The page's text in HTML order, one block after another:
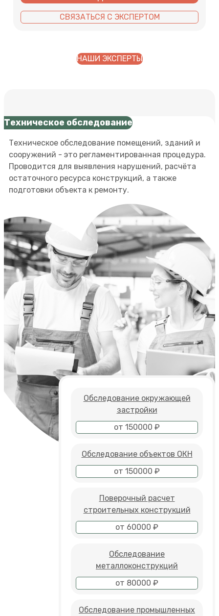
СВЯЗАТЬСЯ С ЭКСПЕРТОМ
НАШИ ЭКСПЕРТЫ
Техническое обследование
Техническое обследование помещений, зданий и
сооружений - это регламентированная процедура.
Проводится для выявления нарушений, расчёта
остаточного ресурса конструкций, а также
подготовки объекта к ремонту.
Обследование окружающей
застройки
от 150000 ₽
Обследование объектов ОКН
от 150000 ₽
Поверочный расчет
строительных конструкций
от 60000 ₽
Обследование
металлоконструкций
от 80000 ₽
Обследование промышленных